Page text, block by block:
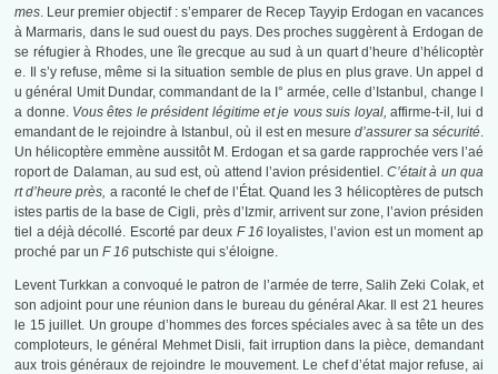
mes. Leur premier objectif : s’emparer de Recep Tayyip Erdogan en vacances
à Marmaris, dans le sud ouest du pays. Des proches suggèrent à Erdogan de
se réfugier à Rhodes, une île grecque au sud à un quart d’heure d’hélicoptèr
e. Il s’y refuse, même si la situation semble de plus en plus grave. Un appel d
u général Umit Dundar, commandant de la I° armée, celle d’Istanbul, change l
a donne. Vous êtes le président légitime et je vous suis loyal, affirme-t-il, lui d
emandant de le rejoindre à Istanbul, où il est en mesure d’assurer sa sécurité.
Un hélicoptère emmène aussitôt M. Erdogan et sa garde rapprochée vers l’aé
roport de Dalaman, au sud est, où attend l’avion présidentiel.C’était à un qua
rt d’heure près, a raconté le chef de l’État. Quand les 3 hélicoptères de putsch
istes partis de la base de Cigli, près d’Izmir, arrivent sur zone, l’avion présiden
tiel a déjà décollé. Escorté par deux F 16loyalistes, l’avion est un moment ap
proché par unF 16 putschiste qui s’éloigne.
Levent Turkkan a convoqué le patron de l’armée de terre, Salih Zeki Colak, et
son adjoint pour une réunion dans le bureau du général Akar. Il est 21 heures
le 15 juillet. Un groupe d’hommes des forces spéciales avec à sa tête un des
comploteurs, le général Mehmet Disli, fait irruption dans la pièce, demandant
aux trois généraux de rejoindre le mouvement. Le chef d’état major refuse, ai